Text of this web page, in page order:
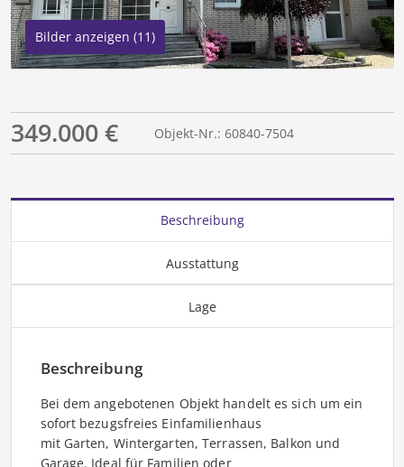
Bilder anzeigen (11)
349.000 € Objekt-Nr.: 60840-7504
Beschreibung
Ausstattung
Lage
Beschreibung
Bei dem angebotenen Objekt handelt es sich um ein
sofort bezugsfreies Einfamilienhaus
mit Garten, Wintergarten, Terrassen, Balkon und
Garage. Ideal für Familien oder